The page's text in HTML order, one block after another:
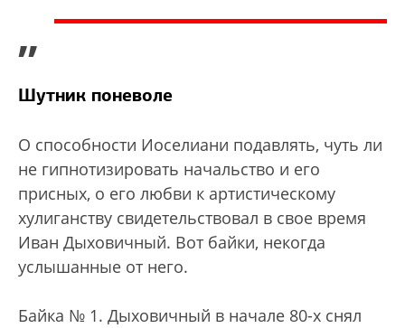
”
Шутник поневоле
О способности Иоселиани подавлять, чуть ли
не гипнотизировать начальство и его
присных, о его любви к артистическому
хулиганству свидетельствовал в свое время
Иван Дыховичный. Вот байки, некогда
услышанные от него.
Байка № 1. Дыховичный в начале 80-х снял